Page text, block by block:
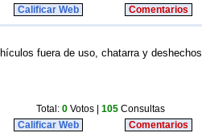
Calificar Web Comentarios
fuera de uso, chatarra y deshechos
Total: 0 Votos | 105 Consultas
Calificar Web Comentarios